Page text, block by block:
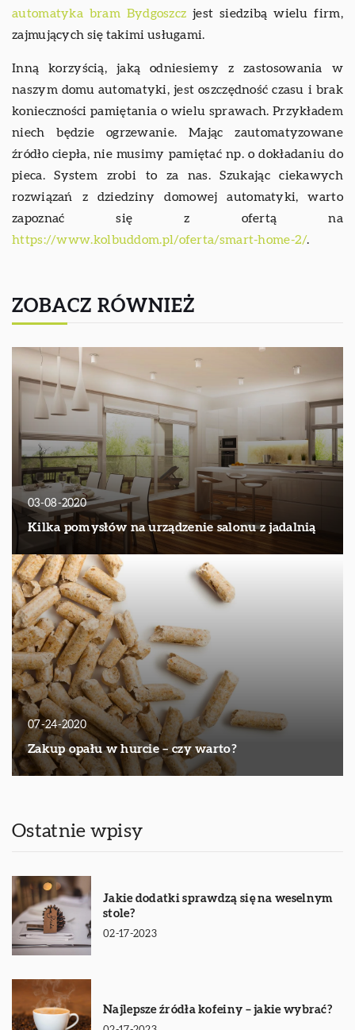
automatyka bram Bydgoszcz jest siedzibą wielu firm,
zajmujących się takimi usługami.
Inną korzyścią, jaką odniesiemy z zastosowania w
naszym domu automatyki, jest oszczędność czasu i brak
konieczności pamiętania o wielu sprawach. Przykładem
niech będzie ogrzewanie. Mając zautomatyzowane
źródło ciepła, nie musimy pamiętać np. o dokładaniu do
pieca. System zrobi to za nas. Szukając ciekawych
rozwiązań z dziedziny domowej automatyki, warto
zapoznać się z ofertą na
https://www.kolbuddom.pl/oferta/smart-home-2/.
ZOBACZ RÓWNIEŻ
03-08-2020
Kilka pomysłów na urządzenie salonu z jadalnią
07-24-2020
Zakup opału w hurcie – czy warto?
Ostatnie wpisy
Jakie dodatki sprawdzą się na weselnym
stole?
02-17-2023
Najlepsze źródła kofeiny – jakie wybrać?